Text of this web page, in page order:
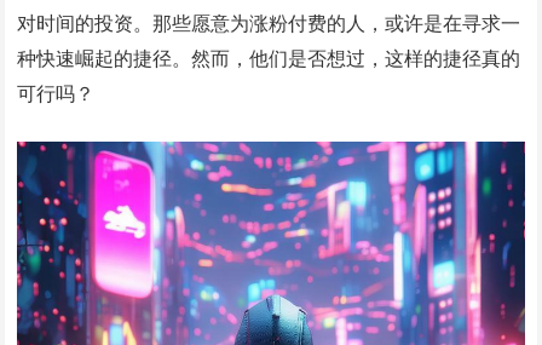
对时间的投资。那些愿意为涨粉付费的人，或许是在寻求一
种快速崛起的捷径。然而，他们是否想过，这样的捷径真的
可行吗？